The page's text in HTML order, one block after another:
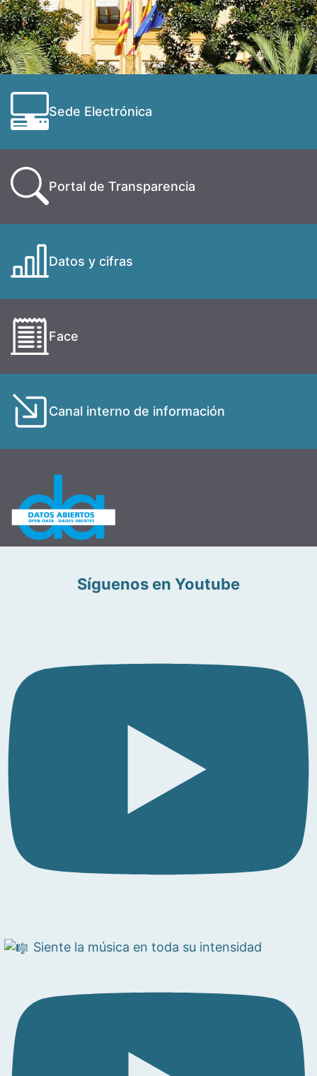
Sede Electrónica
Portal de Transparencia
Datos y cifras
Face
Canal interno de información
Síguenos en Youtube
Siente la música en toda su intensidad